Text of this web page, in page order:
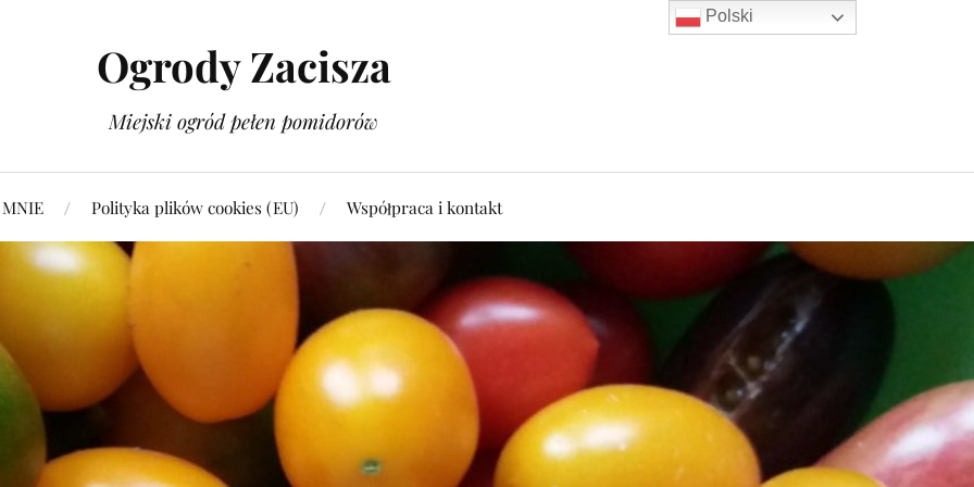
Ogrody Zacisza
Miejski ogród pełen pomidorów
Polityka plików cookies (EU) Współpraca i kontakt
Polski